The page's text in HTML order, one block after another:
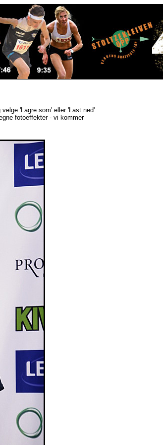
'Lagre som' eller 'Last ned'.
fotoeffekter - vi kommer